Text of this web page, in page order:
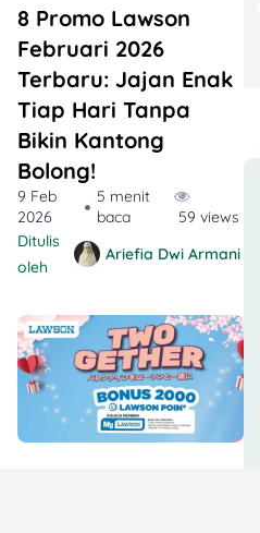
8 Promo Lawson
Februari 2026
Terbaru: Jajan Enak
Tiap Hari Tanpa
Bikin Kantong
Bolong!
9 Feb
2026
5 menit
baca
59 views
Ditulis
oleh
Ariefia Dwi Armani